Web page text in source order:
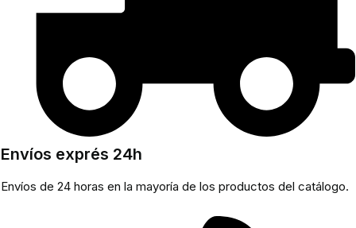
Envíos exprés 24h
Envíos de 24 horas en la mayoría de los productos del catálogo.